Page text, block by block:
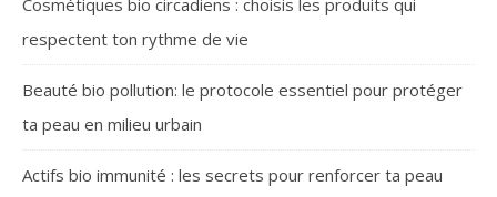
Cosmétiques bio circadiens : choisis les produits qui
respectent ton rythme de vie
Beauté bio pollution: le protocole essentiel pour protéger
ta peau en milieu urbain
Actifs bio immunité : les secrets pour renforcer ta peau